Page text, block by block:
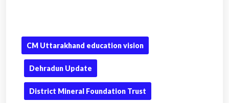
CM Uttarakhand education vision
Dehradun Update
District Mineral Foundation Trust